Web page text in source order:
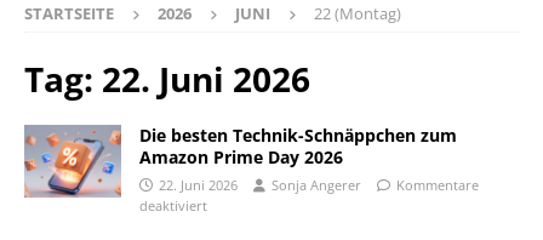
STARTSEITE 2026 JUNI 22 (Montag)
Tag: 22. Juni 2026
Die besten Technik-Schnäppchen zum
Amazon Prime Day 2026
22. Juni 2026 Sonja Angerer
Kommentare
deaktiviert